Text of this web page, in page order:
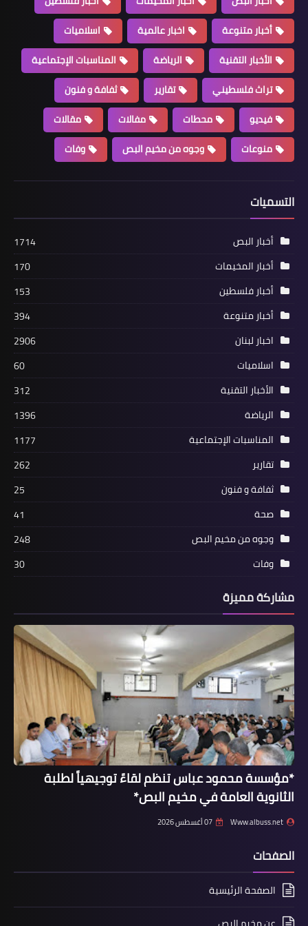
خلال الإفطار السنوي للجبهة في بيروت
عبد العال: صرخة الأسرى نموذج للصوت
الفلسطيني الحر
"رابطة بيت المقدس" تقيم إفطارها
السنوي في "الرشيدية"
الفرقان للعمل الخيري توزع مبالغ نقدية
بمكرمة من فاعلي خير
أخبار متنوعة
الشيخ الدكتور محمد الموعد تفجير القاع
هو اصرار من التكفيريين على الإجرام
وضرب بيئة المقاومة خدمة للمشروع
الصهيوني.
أخبار المخيمات
جمعية الفرقان تواصل تنفيذ مشروع
أخبار متنوعة
اخبار عالمية
اسلاميات
الأخبار التقنية
الرياضة
المناسبات الإجتماعية
تراث فلسطيني
تقارير
ثفافة و فنون
فيديو
محطات مفالات
مقالات
منوعات
وجوه من مخيم البص وفات
التسميات
أخبار البص
1714
أخبار المخيمات
170
أخبار فلسطين
153
أخبار متنوعة
394
اخبار لبنان
2906
اسلاميات
60
الأخبار التقنية
312
الرياضة
1396
المناسبات الإجتماعية
1177
تقارير
262
ثفافة و فنون
25
صحة
41
وجوه من مخيم البص
248
وفات
30
مشاركة مميزة
*مؤسسة محمود عباس تنظم لقاءً توجيهياً لطلبة
الثانوية العامة في مخيم البص*
Www.albuss.net 07 أغسطس 2026
الصفحات
الصفحة الرئيسية